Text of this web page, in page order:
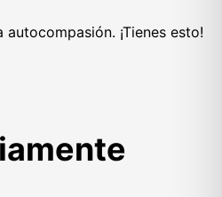
¡Tienes esto!